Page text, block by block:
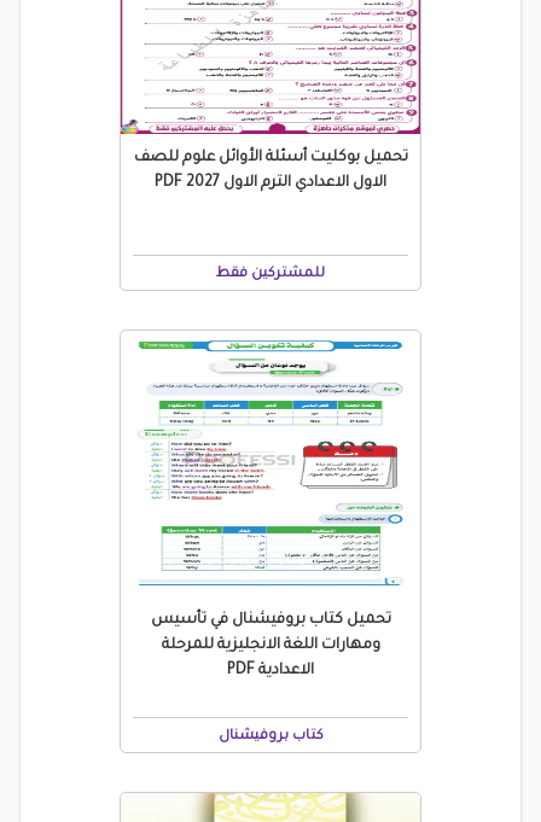
تحميل بوكليت أسئلة الأوائل علوم للصف
الاول الاعدادي الترم الاول 2027 PDF
للمشتركين فقط
تحميل كتاب بروفيشنال في تأسيس
ومهارات اللغة الانجليزية للمرحلة
الاعدادية PDF
كتاب بروفيشنال